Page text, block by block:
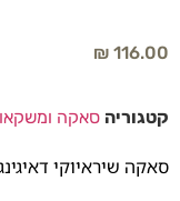
₪ 116.00
קטגוריה סאקה
סאקה שיראיוקי